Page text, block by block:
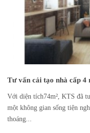
Tư vấn cải tạo nhà cấp 4
Với diện tích74m², KTS đã
một không gian sống tiện
thoáng...